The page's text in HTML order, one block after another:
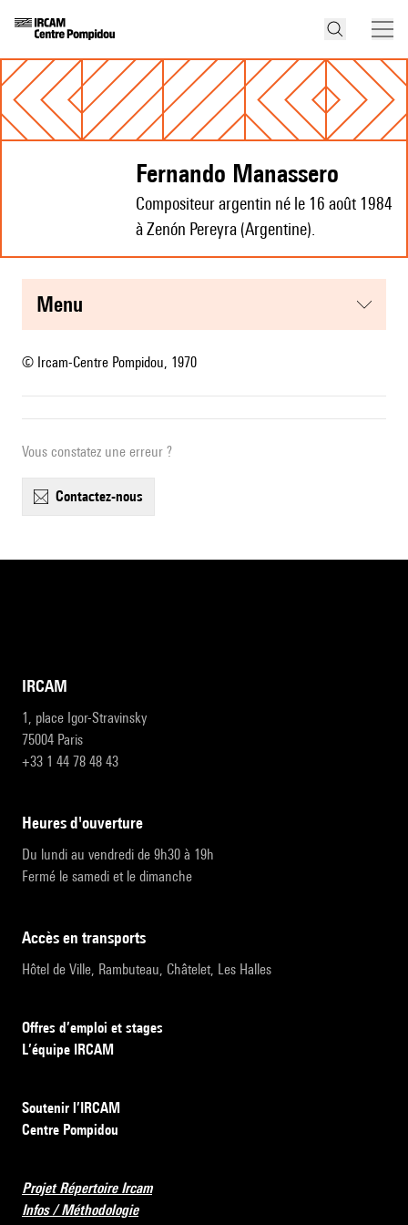
Fernando Manassero
Compositeur argentin né le 16 août 1984
à Zenón Pereyra (Argentine).
menu
© Ircam-Centre Pompidou, 1970
Vous constatez une erreur ?
contactez-nous
IRCAM
1, place Igor-Stravinsky
75004 Paris
+33 1 44 78 48 43
heures d'ouverture
Du lundi au vendredi de 9h30 à 19h
Fermé le samedi et le dimanche
accès en transports
Hôtel de Ville, Rambuteau, Châtelet, Les Halles
Offres d’emploi et stages
L’équipe IRCAM
Soutenir l’IRCAM
Centre Pompidou
Projet Répertoire Ircam
Infos / Méthodologie